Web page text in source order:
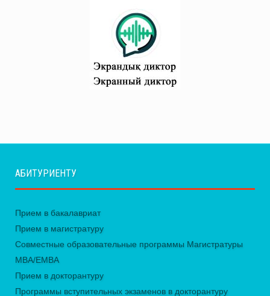
АБИТУРИЕНТУ
Прием в бакалавриат
Прием в магистратуру
Совместные образовательные программы Магистратуры
MBA/EMBA
Прием в докторантуру
Программы вступительных экзаменов в докторантуру